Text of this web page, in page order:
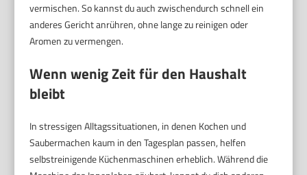
vermischen. So kannst du auch zwischendurch schnell ein
anderes Gericht anrühren, ohne lange zu reinigen oder
Aromen zu vermengen.
Wenn wenig Zeit für den Haushalt
bleibt
In stressigen Alltagssituationen, in denen Kochen und
Saubermachen kaum in den Tagesplan passen, helfen
selbstreinigende Küchenmaschinen erheblich. Während die